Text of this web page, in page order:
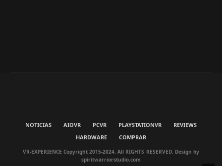
NOTICIAS AIOVR PCVR PLAYSTATIONVR
REVIEWS
HARDWARE
COMPRAR
VR-EXPERIENCE Copyright 2015-2024. All RIGHTS RESERVED. Design by
spiritwarriorstudio.com